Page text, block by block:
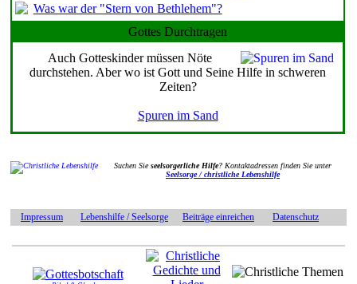
Was war der "Stern von Bethlehem"?
Gottes Durchtragen
Auch Gotteskinder müssen Nöte
durchstehen. Aber wo ist Gott und Seine Hilfe in schweren
Zeiten?
Spuren im Sand
Suchen Sieseelsorgerliche Hilfe? Kontaktadressen finden Sie unter
Seelsorge / christliche Lebenshilfe
Impressum Lebenshilfe / Seelsorge Beiträge einreichen Datenschutz